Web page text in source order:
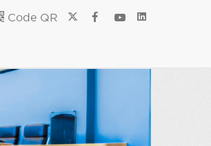
Code QR